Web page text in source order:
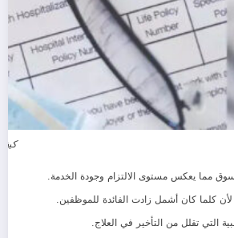
مما يعكس مستوى الالتزام وجودة الخدمة.
كلما كان أشمل زادت الفائدة للموظفين.
التي تقلل من التأخير في العلاج.